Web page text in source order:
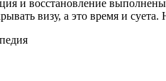
и восстановление
визу, а это время и